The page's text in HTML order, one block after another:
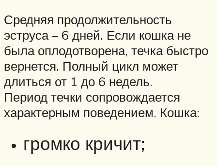
Средняя продолжительность
эструса – 6 дней. Если кошка не
была оплодотворена, течка быстро
вернется. Полный цикл может
длиться от 1 до 6 недель.
Период течки сопровождается
характерным поведением. Кошка:
громко кричит;